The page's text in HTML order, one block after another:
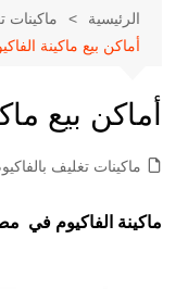
الرئيسية
ماكينات
أماكن بيع ماكينة
أماكن بيع
ماكينات تغليف
ماكينة الفاكيوم في مصر موديل 605